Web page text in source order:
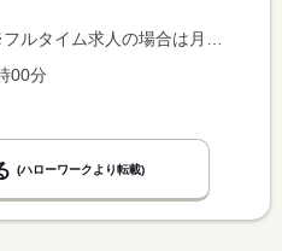
算額）、パート求人の場合は時間額を表示しています。
00分
(ハローワークより転載)